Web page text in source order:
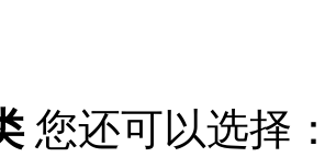
您还可以选择：